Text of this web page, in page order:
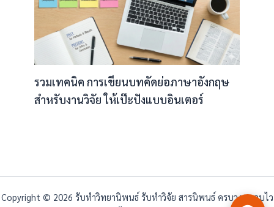
รวมเทคนิค การเขียนบทคัดย่อภาษาอังกฤษ
สำหรับงานวิจัย ให้เป๊ะปังแบบอินเตอร์
Copyright © 2026 รับทำวิทยานิพนธ์ รับทำวิจัย สารนิพนธ์ ครบวงจร จบไว